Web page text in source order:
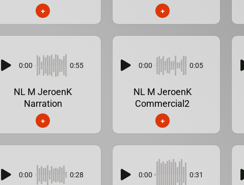
+ +
0:00 0:55
NL M JeroenK
Narration
+
0:00 0:05
NL M JeroenK
Commercial2
+
0:00 0:28 0:00 0:31